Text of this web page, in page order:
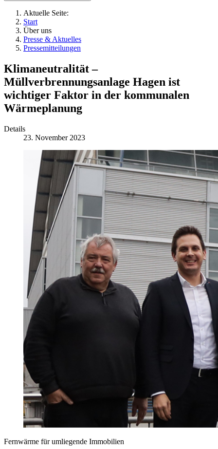
Aktuelle Seite:
Start
Über uns
Presse & Aktuelles
Pressemitteilungen
Klimaneutralität –
Müllverbrennungsanlage Hagen ist
wichtiger Faktor in der kommunalen
Wärmeplanung
Details
23. November 2023
Fernwärme für umliegende Immobilien